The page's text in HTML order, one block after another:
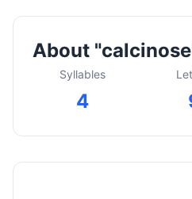
About
Syllables
4